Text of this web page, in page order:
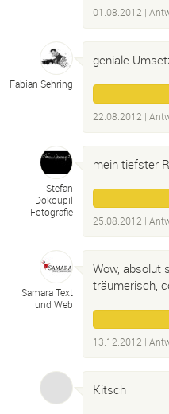
01.08.2012 |
Fabian Sehring
geniale
22.08.2012 |
Stefan
Dokoupil
Fotografie
mein tiefster
25.08.2012 |
Samara Text
und Web
Wow, absolut
träumerisch,
13.12.2012 |
Kitsch